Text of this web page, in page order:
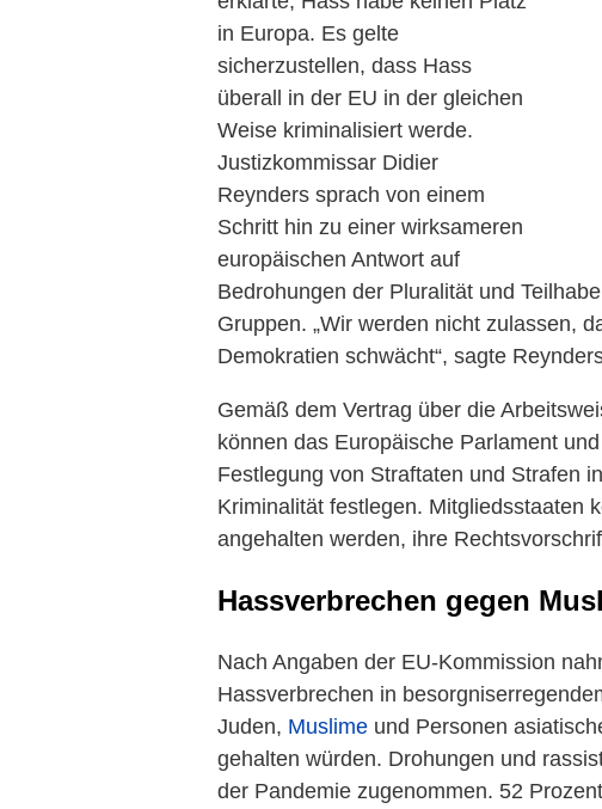
in Europa. Es gelte
sicherzustellen, dass Hass
überall in der EU in der gleichen
Weise kriminalisiert werde.
Justizkommissar Didier
Reynders sprach von einem
Schritt hin zu einer wirksameren
europäischen Antwort auf
Bedrohungen der Pluralität und
Gruppen. „Wir werden nicht zulassen,
Demokratien schwächt“, sagte
Gemäß dem Vertrag über die
können das Europäische Parlament
Festlegung von Straftaten und Strafen
Kriminalität festlegen. Mitgliedsstaaten
angehalten werden, ihre
Hassverbrechen gegen
Nach Angaben der EU-Kommission
Hassverbrechen in
Juden, Muslime und Personen
gehalten würden. Drohungen und
der Pandemie zugenommen. 52